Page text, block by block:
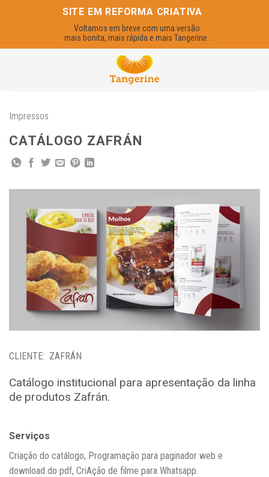
SITE EM REFORMA CRIATIVA
Voltamos em breve com uma versão
mais bonita, mais rápida e mais Tangerine.
Impressos
CATÁLOGO ZAFRÁN
CLIENTE: ZAFRÁN
Catálogo institucional para apresentação da linha
de produtos Zafrán.
Serviços
Criação do catálogo, Programação para paginador web e
download do pdf, CriAção de filme para Whatsapp.